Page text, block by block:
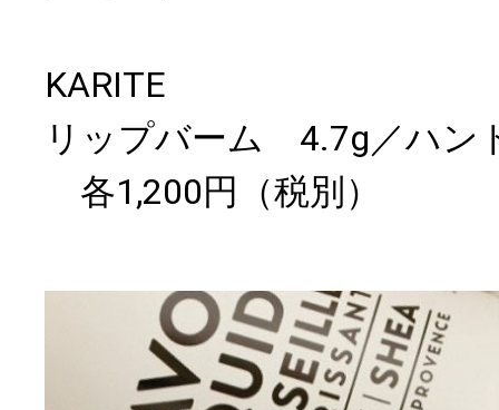
KARITE
リップバーム 4.7g／ハ
各1,200円（税別）